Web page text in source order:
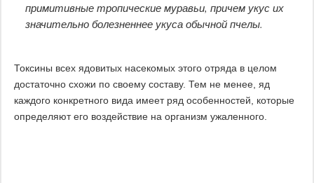
примитивные тропические муравьи, причем укус их
значительно болезненнее укуса обычной пчелы.
Токсины всех ядовитых насекомых этого отряда в целом
достаточно схожи по своему составу. Тем не менее, яд
каждого конкретного вида имеет ряд особенностей, которые
определяют его воздействие на организм ужаленного.